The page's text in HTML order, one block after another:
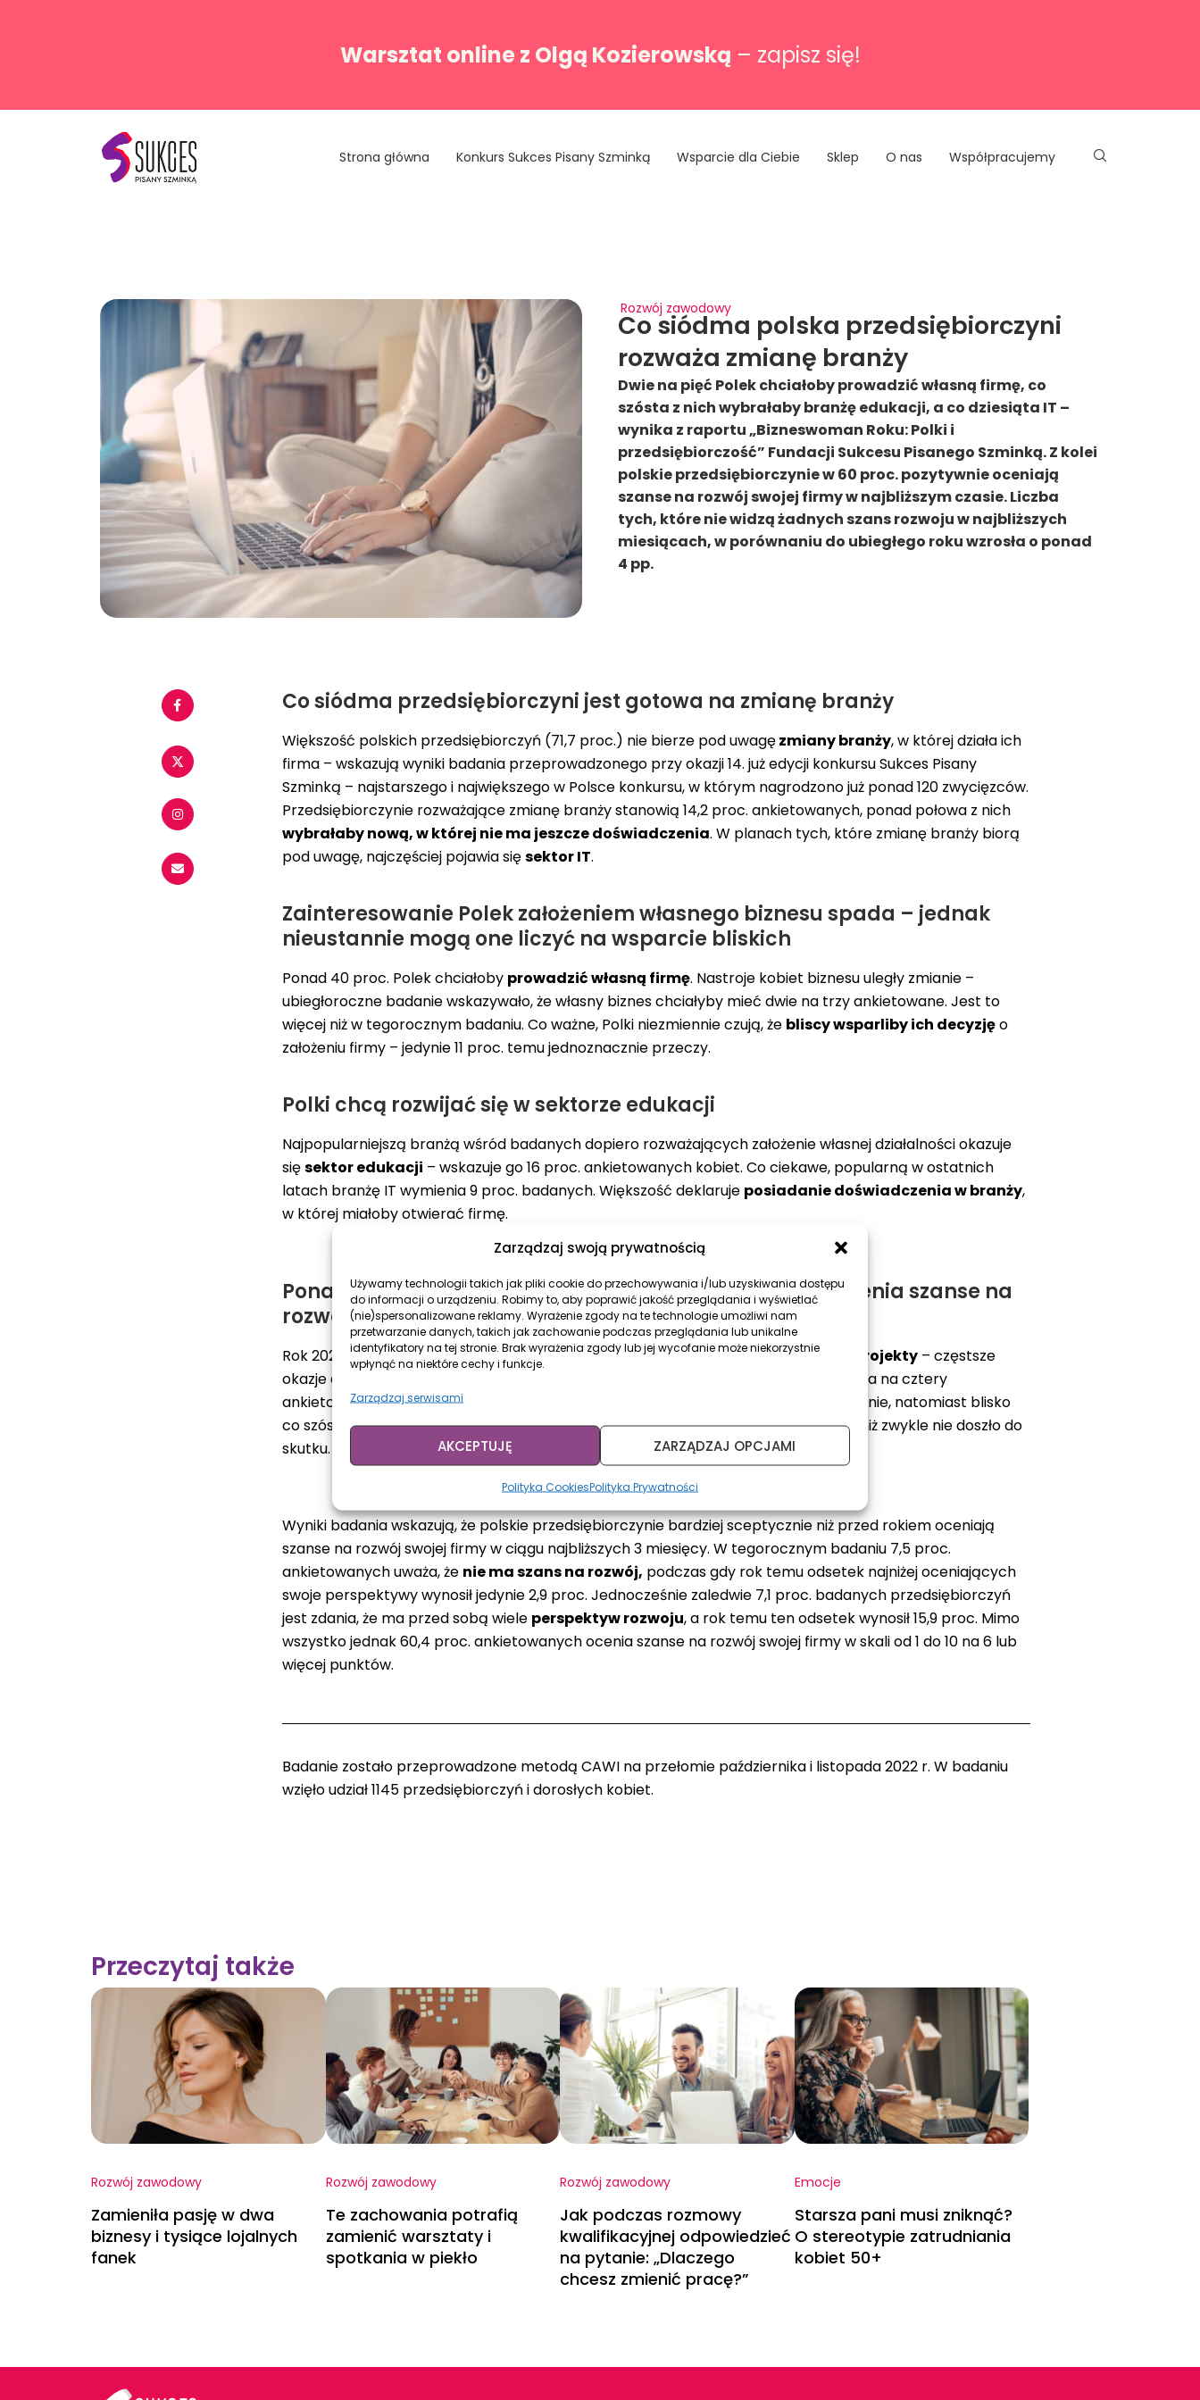
Zarządzaj swoją prywatnością
Używamy technologii takich jak pliki cookie do przechowywania i/lub uzyskiwania dostępu
do informacji o urządzeniu. Robimy to, aby poprawić jakość przeglądania i wyświetlać
(nie)spersonalizowane reklamy. Wyrażenie zgody na te technologie umożliwi nam
przetwarzanie danych, takich jak zachowanie podczas przeglądania lub unikalne
identyfikatory na tej stronie. Brak wyrażenia zgody lub jej wycofanie może niekorzystnie
wpłynąć na niektóre cechy i funkcje.
Zarządzaj serwisami
AKCEPTUJĘ ZARZĄDZAJ OPCJAMI
Polityka CookiesPolityka Prywatności
Warsztat online z Olgą Kozierowską – zapisz się!
Strona główna Konkurs Sukces Pisany Szminką Wsparcie dla Ciebie Sklep O nas Współpracujemy
Rozwój zawodowy
Co siódma polska przedsiębiorczyni
rozważa zmianę branży
Dwie na pięć Polek chciałoby prowadzić własną firmę, co
szósta z nich wybrałaby branżę edukacji, a co dziesiąta IT –
wynika z raportu „Bizneswoman Roku: Polki i
przedsiębiorczość” Fundacji Sukcesu Pisanego Szminką. Z kolei
polskie przedsiębiorczynie w 60 proc. pozytywnie oceniają
szanse na rozwój swojej firmy w najbliższym czasie. Liczba
tych, które nie widzą żadnych szans rozwoju w najbliższych
miesiącach, w porównaniu do ubiegłego roku wzrosła o ponad
4 pp.
Co siódma przedsiębiorczyni jest gotowa na zmianę branży
Większość polskich przedsiębiorczyń (71,7 proc.) nie bierze pod uwagęzmiany branży, w której działa ich
firma – wskazują wyniki badaniaprzeprowadzonego przy okazji 14. już edycji konkursu Sukces Pisany
Szminką – najstarszego i największego w Polsce konkursu, w którym nagrodzono już ponad 120 zwycięzców.
Przedsiębiorczynie rozważające zmianę branży stanowią 14,2 proc. ankietowanych, ponad połowa z nich
wybrałaby nową, w której nie ma jeszcze doświadczenia. W planach tych, które zmianę branży biorą
pod uwagę, najczęściej pojawia sięsektor IT.
Zainteresowanie Polek założeniem własnego biznesu spada – jednak
nieustannie mogą one liczyć na wsparcie bliskich
Ponad 40 proc. Polek chciałoby prowadzić własną firmę. Nastroje kobiet biznesu uległy zmianie –
ubiegłoroczne badanie wskazywało, że własny biznes chciałyby mieć dwie na trzy ankietowane. Jest to
więcej niż w tegorocznym badaniu. Co ważne, Polki niezmiennie czują, że bliscy wsparliby ich decyzjęo
założeniu firmy – jedynie 11 proc. temu jednoznacznie przeczy.
Polki chcą rozwijać się w sektorze edukacji
Najpopularniejszą branżą wśród badanych dopiero rozważających założenie własnej działalności okazuje
sięsektor edukacji – wskazuje go 16 proc. ankietowanych kobiet. Co ciekawe, popularną w ostatnich
latach branżę IT wymienia 9 proc. badanych. Większość deklaruje posiadanie doświadczenia w branży,
w której miałoby otwierać firmę.
Ponad 60 proc. polskich przedsiębiorczyń pozytywnie ocenia szanse na
rozwój swojej firmy
Rok 2022 dla polskich przedsiębiorczyń okazał się niepozbawionyszans na nowe projekty– częstsze
okazje do pracy nad nimi deklaruje blisko co trzecia badana przedsiębiorczyni. Jedna na cztery
ankietowane przyznaje, że liczba nowych projektów nie uległa w ostatnim roku zmianie, natomiast blisko
co szósta badana uważa, że mimo zdarzających się szans na nowe projekty więcej niż zwykle nie doszło do
skutku.
Wyniki badania wskazują, że polskie przedsiębiorczynie bardziej sceptycznie niż przed rokiem oceniają
szanse na rozwój swojej firmy w ciągu najbliższych 3 miesięcy. W tegorocznym badaniu 7,5 proc.
ankietowanych uważa, że nie ma szans na rozwój, podczas gdy rok temu odsetek najniżej oceniających
swoje perspektywy wynosił jedynie 2,9 proc. Jednocześnie zaledwie 7,1 proc. badanych przedsiębiorczyń
jest zdania, że ma przed sobą wiele perspektyw rozwoju, a rok temu ten odsetek wynosił 15,9 proc. Mimo
wszystko jednak 60,4 proc. ankietowanych ocenia szanse na rozwój swojej firmy w skali od 1 do 10 na 6 lub
więcej punktów.
Badanie zostało przeprowadzone metodą CAWI na przełomie października i listopada 2022 r. W badaniu
wzięło udział 1145 przedsiębiorczyń i dorosłych kobiet.
Przeczytaj także
Rozwój zawodowy
Zamieniła pasję w dwa
biznesy i tysiące lojalnych
fanek
Rozwój zawodowy
Te zachowania potrafią
zamienić warsztaty i
spotkania w piekło
Rozwój zawodowy
Jak podczas rozmowy
kwalifikacyjnej odpowiedzieć
na pytanie: „Dlaczego
chcesz zmienić pracę?”
Emocje
Starsza pani musi zniknąć?
O stereotypie zatrudniania
kobiet 50+